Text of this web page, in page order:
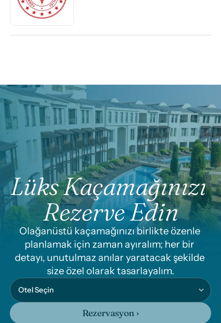
Lüks Kaçamağınızı
Rezerve Edin
Olağanüstü kaçamağınızı birlikte özenle
planlamak için zaman ayıralım; her bir
detayı, unutulmaz anılar yaratacak şekilde
size özel olarak tasarlayalım.
Rezervasyon ›